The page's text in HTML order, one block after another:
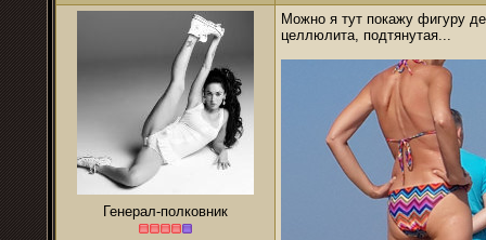
Генерал-полковник
Можно я тут покажу фигуру
целлюлита, подтянутая...